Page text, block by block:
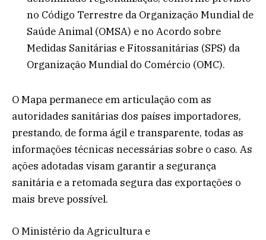
no Código Terrestre da Organização Mundial de
Saúde Animal (OMSA) e no Acordo sobre
Medidas Sanitárias e Fitossanitárias (SPS) da
Organização Mundial do Comércio (OMC).
O Mapa permanece em articulação com as
autoridades sanitárias dos países importadores,
prestando, de forma ágil e transparente, todas as
informações técnicas necessárias sobre o caso. As
ações adotadas visam garantir a segurança
sanitária e a retomada segura das exportações o
mais breve possível.
O Ministério da Agricultura e